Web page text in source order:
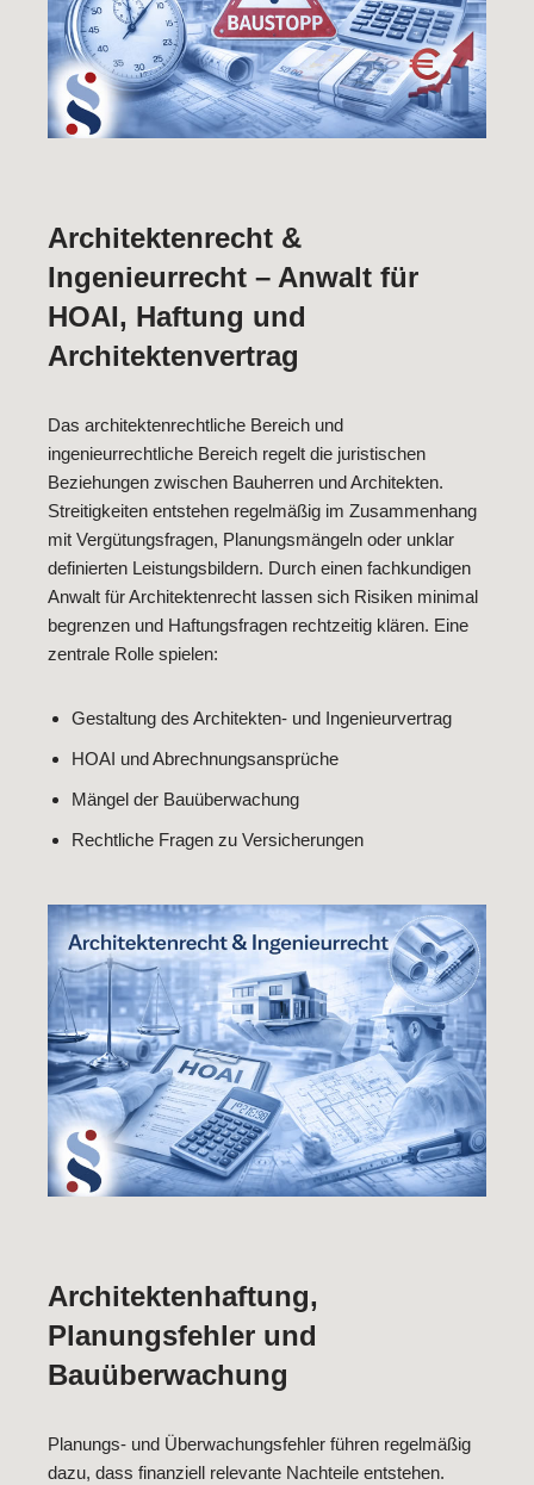
Architektenrecht &
Ingenieurrecht – Anwalt für
HOAI, Haftung und
Architektenvertrag
Das architektenrechtliche Bereich und
ingenieurrechtliche Bereich regelt die juristischen
Beziehungen zwischen Bauherren und Architekten.
Streitigkeiten entstehen regelmäßig im Zusammenhang
mit Vergütungsfragen, Planungsmängeln oder unklar
definierten Leistungsbildern. Durch einen fachkundigen
Anwalt für Architektenrecht lassen sich Risiken minimal
begrenzen und Haftungsfragen rechtzeitig klären. Eine
zentrale Rolle spielen:
Gestaltung des Architekten- und Ingenieurvertrag
HOAI und Abrechnungsansprüche
Mängel der Bauüberwachung
Rechtliche Fragen zu Versicherungen
Architektenhaftung,
Planungsfehler und
Bauüberwachung
Planungs- und Überwachungsfehler führen regelmäßig
dazu, dass finanziell relevante Nachteile entstehen.